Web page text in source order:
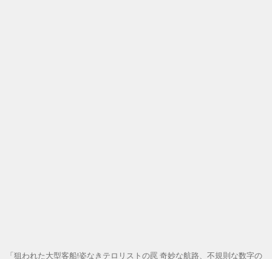
「狙われた大型客船!姿なきテロリストの罠 奇妙な航路、不規則な数字の